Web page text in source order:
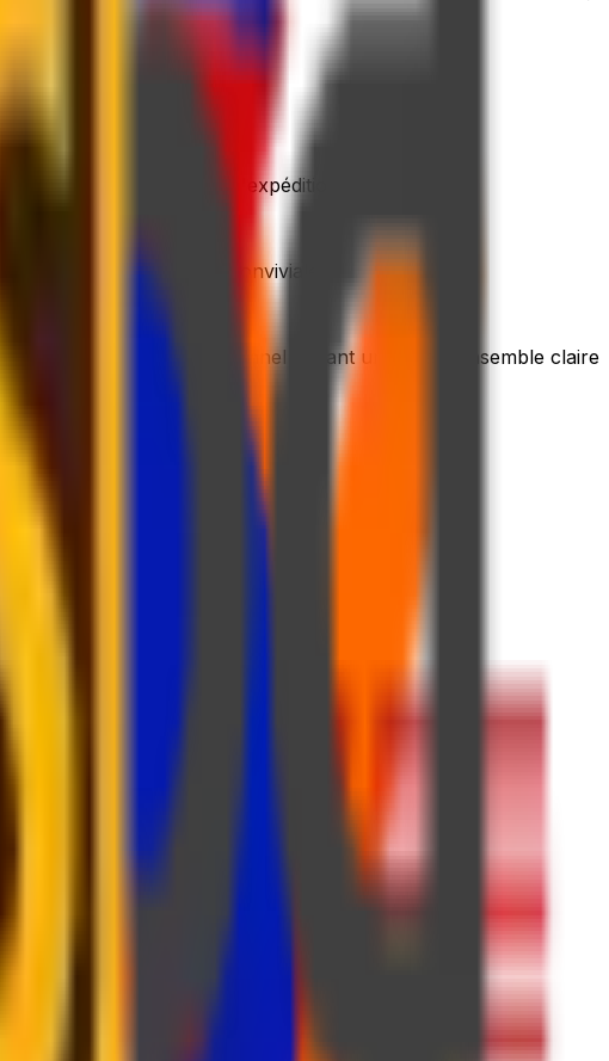
au long du processus d'expédition
à notre plateforme conviviale
un tableau de bord personnel offrant une vue d'ensemble claire